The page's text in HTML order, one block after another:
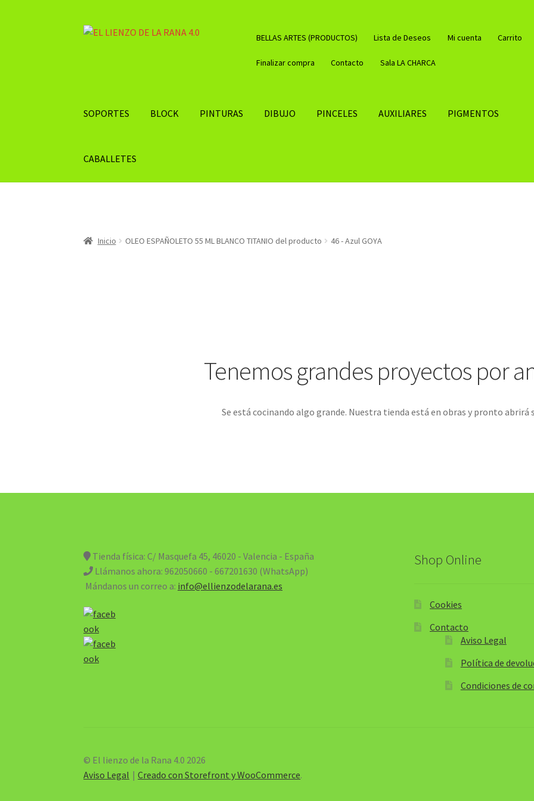
Ir
Ir
BELLAS ARTES (PRODUCTOS) Lista de Deseos Mi cuenta Carrito
Finalizar compra Contacto Sala LA CHARCA
SOPORTES BLOCK PINTURAS DIBUJO PINCELES AUXILIARES PIGMENTOS
CABALLETES
Inicio OLEO ESPAÑOLETO 55 ML BLANCO TITANIO del producto 46 - Azul GOYA
Tenemos grandes proyectos por
Se está cocinando algo grande. Nuestra tienda está en obras y pronto abrirá
Tienda física: C/ Masquefa 45, 46020 - Valencia - España
Llámanos ahora:962050660 - 667201630 (WhatsApp)
Mándanos un correo a: info@ellienzodelarana.es
Shop Online
Cookies
Contacto
Aviso Legal
Política de
Condiciones de
© El lienzo de la Rana 4.0 2026
Aviso Legal
Creado con Storefront y WooCommerce.